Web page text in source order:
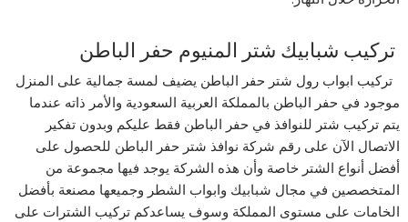
تركيب شبابيك شتر المنيوم حفر الباطن
تركيب ابواب رول شتر حفر الباطن يضيف لمسة جمالية على المنزل
موجود في حفر الباطن بالمملكة العربية السعودية والأمر ذاته عندما
يتم تركيب شتر للنوافذ في حفر الباطن فقط عليكم وبدون تفكير
الاتصال الآن على رقم شركة نوافذ شتر حفر الباطن للحصول على
أفضل أنواع الشتر خاصة وأن هذه الشركة يوجد فيها مجموعة من
المتخصصين في مجال شبابيك وابواب الشطر وجميعها مصنعة بأفضل
الخامات على مستوى المملكة وسوف يساعدكم تركيب الشترات على